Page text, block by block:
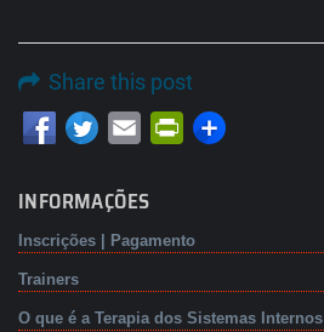
Share this post
Email PrintFriendly
INFORMAÇÕES
Inscrições | Pagamento
Trainers
O que é a Terapia dos Sistemas Internos